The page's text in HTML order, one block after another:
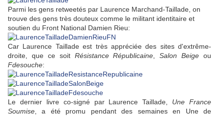
Parmi les gens retweetés par Laurence Marchand-Taillade, on
trouve des gens très douteux comme le militant identitaire et
soutien du Front National Damien Rieu:
Car Laurence Taillade est très appréciée des sites d'extrême-
droite, que ce soit Résistance Républicaine ,Salon Beige ou
Fdesouche:
Le dernier livre co-signé par Laurence Taillade, Une France
Soumise , a été promu pendant des semaines en Une de